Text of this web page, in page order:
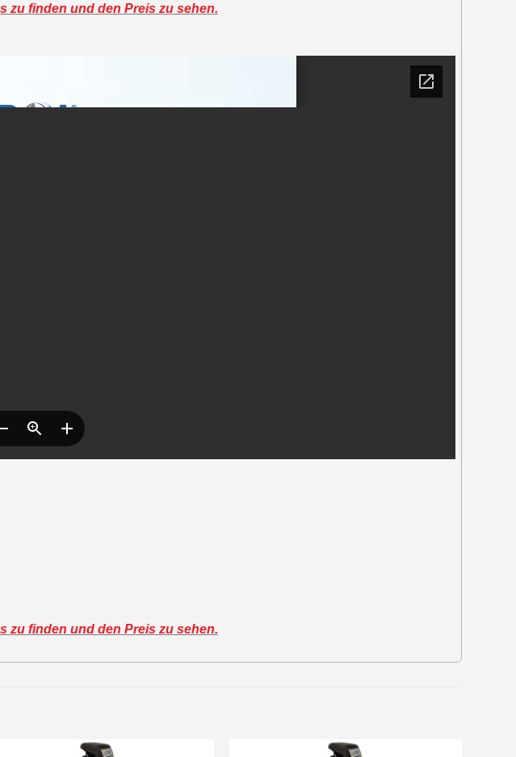
zu finden und den Preis zu sehen.
zu finden und den Preis zu sehen.